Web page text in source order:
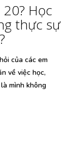
Học
thực sự
của các em
về việc học,
mình không